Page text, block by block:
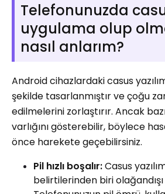
Telefonunuzda
uygulama olup
nasıl anlarım?
Android cihazlardaki casus
şekilde tasarlanmıştır ve çoğu
edilmelerini zorlaştırır. Ancak
varlığını gösterebilir, böylece
önce harekete geçebilirsiniz.
Pil hızlı boşalır:Casus
belirtilerinden biri